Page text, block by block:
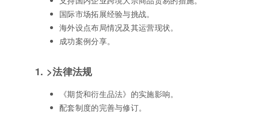
国际市场拓展经验与挑战。
海外设点布局情况及其运营现状。
成功案例分享。
1. >法律法规
《期货和衍生品法》的实施影响。
配套制度的完善与修订。